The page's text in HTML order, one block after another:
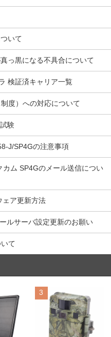
いて
っ黒になる不具合について
検証済キャリア一覧
度）への対応について
験
J/SP4Gの注意事項
ム SP4Gのメール送信につい
ェア更新方法
ルサーバ設定更新のお願い
て
3